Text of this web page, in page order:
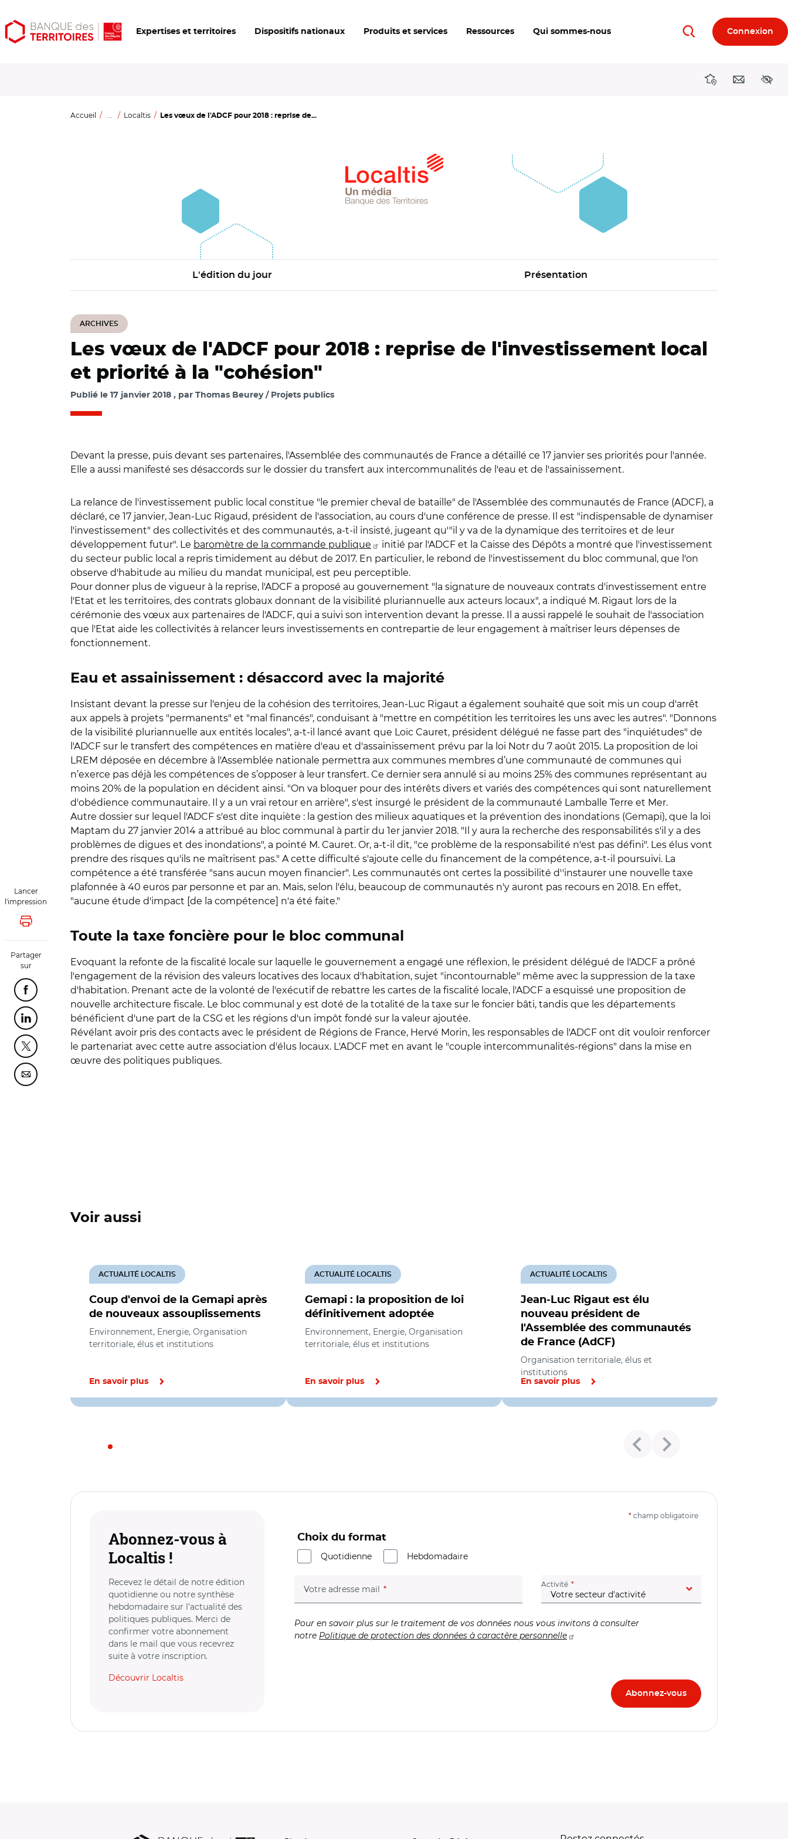
Aller
au
Aller
au
Ouvrir
les
Expertises et territoires Dispositifs nationaux Produits et services Ressources Qui sommes-nous RechercherConnexion
DirectionsContact
Accueil ... Localtis Les vœux de l'ADCF pour 2018 : reprise de...
L'édition du jour Présentation
ARCHIVES
Lancer
l'impression
Lancer l'impression
Partager
sur
Partager cette page sur Facebook
Partager cette page sur Linkedin
Partager cette page sur Twitter
Partager cette page sur Courriel
Les vœux de l'ADCF pour 2018 : reprise de l'investissement local
et priorité à la "cohésion"
Publié le 17 janvier 2018 par Thomas Beurey / Projets publics
Devant la presse, puis devant ses partenaires, l'Assemblée des communautés de France a détaillé ce 17 janvier ses priorités pour l'année.
Elle a aussi manifesté ses désaccords sur le dossier du transfert aux intercommunalités de l'eau et de l'assainissement.
La relance de l'investissement public local constitue "le premier cheval de bataille" de l'Assemblée des communautés de France (ADCF), a
déclaré, ce 17 janvier, Jean-Luc Rigaud, président de l'association, au cours d'une conférence de presse. Il est "indispensable de dynamiser
l'investissement" des collectivités et des communautés, a-t-il insisté, jugeant qu'"il y va de la dynamique des territoires et de leur
développement futur". Le baromètre de la commande publique
initié par l'ADCF et la Caisse des Dépôts a montré que l'investissement
du secteur public local a repris timidement au début de 2017. En particulier, le rebond de l'investissement du bloc communal, que l'on
observe d'habitude au milieu du mandat municipal, est peu perceptible.
Pour donner plus de vigueur à la reprise, l'ADCF a proposé au gouvernement "la signature de nouveaux contrats d'investissement entre
l'Etat et les territoires, des contrats globaux donnant de la visibilité pluriannuelle aux acteurs locaux", a indiqué M. Rigaut lors de la
cérémonie des vœux aux partenaires de l'ADCF, qui a suivi son intervention devant la presse. Il a aussi rappelé le souhait de l'association
que l'Etat aide les collectivités à relancer leurs investissements en contrepartie de leur engagement à maîtriser leurs dépenses de
fonctionnement.
Eau et assainissement : désaccord avec la majorité
Insistant devant la presse sur l'enjeu de la cohésion des territoires, Jean-Luc Rigaut a également souhaité que soit mis un coup d'arrêt
aux appels à projets "permanents" et "mal financés", conduisant à "mettre en compétition les territoires les uns avec les autres". "Donnons
de la visibilité pluriannuelle aux entités locales", a-t-il lancé avant que Loïc Cauret, président délégué ne fasse part des "inquiétudes" de
l'ADCF sur le transfert des compétences en matière d'eau et d'assainissement prévu par la loi Notr du 7 août 2015. La proposition de loi
LREM déposée en décembre à l'Assemblée nationale permettra aux communes membres d’une communauté de communes qui
n’exerce pas déjà les compétences de s’opposer à leur transfert. Ce dernier sera annulé si au moins 25% des communes représentant au
moins 20% de la population en décident ainsi. "On va bloquer pour des intérêts divers et variés des compétences qui sont naturellement
d'obédience communautaire. Il y a un vrai retour en arrière", s'est insurgé le président de la communauté Lamballe Terre et Mer.
Autre dossier sur lequel l'ADCF s'est dite inquiète : la gestion des milieux aquatiques et la prévention des inondations (Gemapi), que la loi
Maptam du 27 janvier 2014 a attribué au bloc communal à partir du 1er janvier 2018. "Il y aura la recherche des responsabilités s'il y a des
problèmes de digues et des inondations", a pointé M. Cauret. Or, a-t-il dit, "ce problème de la responsabilité n'est pas défini". Les élus vont
prendre des risques qu'ils ne maîtrisent pas." A cette difficulté s'ajoute celle du financement de la compétence, a-t-il poursuivi. La
compétence a été transférée "sans aucun moyen financier". Les communautés ont certes la possibilité d''instaurer une nouvelle taxe
plafonnée à 40 euros par personne et par an. Mais, selon l'élu, beaucoup de communautés n'y auront pas recours en 2018. En effet,
"aucune étude d'impact [de la compétence] n'a été faite."
Toute la taxe foncière pour le bloc communal
Evoquant la refonte de la fiscalité locale sur laquelle le gouvernement a engagé une réflexion, le président délégué de l'ADCF a prôné
l'engagement de la révision des valeurs locatives des locaux d'habitation, sujet "incontournable" même avec la suppression de la taxe
d'habitation. Prenant acte de la volonté de l'exécutif de rebattre les cartes de la fiscalité locale, l'ADCF a esquissé une proposition de
nouvelle architecture fiscale. Le bloc communal y est doté de la totalité de la taxe sur le foncier bâti, tandis que les départements
bénéficient d'une part de la CSG et les régions d'un impôt fondé sur la valeur ajoutée.
Révélant avoir pris des contacts avec le président de Régions de France, Hervé Morin, les responsables de l'ADCF ont dit vouloir renforcer
le partenariat avec cette autre association d'élus locaux. L'ADCF met en avant le "couple intercommunalités-régions" dans la mise en
œuvre des politiques publiques.
Voir aussi
Coup d'envoi de la Gemapi après
de nouveaux assouplissements
ACTUALITÉ LOCALTIS
Environnement, Energie, Organisation
territoriale, élus et institutions
En savoir plus
Gemapi : la proposition de loi
définitivement adoptée
ACTUALITÉ LOCALTIS
Environnement, Energie, Organisation
territoriale, élus et institutions
En savoir plus
Jean-Luc Rigaut est élu
nouveau président de
l'Assemblée des communautés
de France (AdCF)
ACTUALITÉ LOCALTIS
Organisation territoriale, élus et
institutions
En savoir plus
Abonnez-vous à
Localtis !
Recevez le détail de notre édition
quotidienne ou notre synthèse
hebdomadaire sur l’actualité des
politiques publiques. Merci de
confirmer votre abonnement
dans le mail que vous recevrez
suite à votre inscription.
Découvrir Localtis
* champ obligatoire
Choix du format
Quotidienne
Hebdomadaire
Votre adresse mail (champ obligatoire) Activité (champ obligatoire)
Pour en savoir plus sur le traitement de vos données nous vous invitons à consulter
notre Politique de protection des données à caractère personnelle